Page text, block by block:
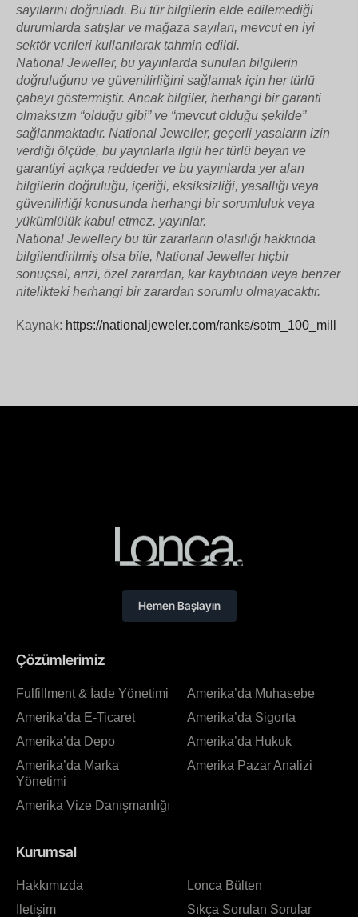
sayılarını doğruladı. Bu tür bilgilerin elde edilemediği
durumlarda satışlar ve mağaza sayıları, mevcut en iyi
sektör verileri kullanılarak tahmin edildi.
National Jeweller, bu yayınlarda sunulan bilgilerin
doğruluğunu ve güvenilirliğini sağlamak için her türlü
çabayı göstermiştir. Ancak bilgiler, herhangi bir garanti
olmaksızın “olduğu gibi” ve “mevcut olduğu şekilde”
sağlanmaktadır. National Jeweller, geçerli yasaların izin
verdiği ölçüde, bu yayınlarla ilgili her türlü beyan ve
garantiyi açıkça reddeder ve bu yayınlarda yer alan
bilgilerin doğruluğu, içeriği, eksiksizliği, yasallığı veya
güvenilirliği konusunda herhangi bir sorumluluk veya
yükümlülük kabul etmez. yayınlar.
National Jewellery bu tür zararların olasılığı hakkında
bilgilendirilmiş olsa bile, National Jeweller hiçbir
sonuçsal, arızi, özel zarardan, kar kaybından veya benzer
nitelikteki herhangi bir zarardan sorumlu olmayacaktır.
Kaynak: https://nationaljeweler.com/ranks/sotm_100_mill
Çözümlerimiz
Fulfillment & İade Yönetimi
Amerika’da E-Ticaret
Amerika’da Depo
Amerika’da Marka
Yönetimi
Amerika Vize Danışmanlığı
Amerika’da Muhasebe
Amerika’da Sigorta
Amerika’da Hukuk
Amerika Pazar Analizi
Kurumsal
Hakkımızda
İletişim
Lonca Bülten
Sıkça Sorulan Sorular
Hemen Başlayın